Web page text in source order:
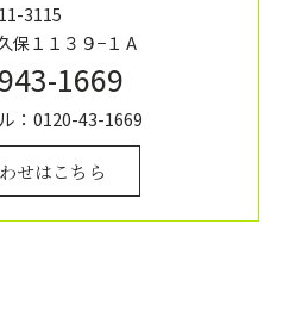
3115
保１１３９−１ A
1669
：0120-43-1669
せはこちら